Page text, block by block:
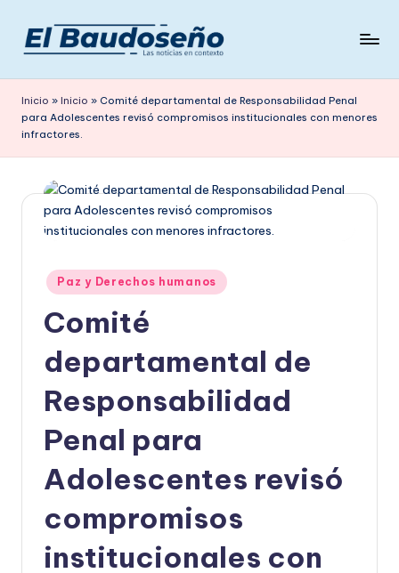
Saltar
contenido
e
ri
ó
d
en
contexto
Inicio » Inicio » Comité departamental de Responsabilidad Penal
para Adolescentes revisó compromisos institucionales con menores
infractores.
Publicado
en
Paz y Derechos humanos
Comité
departamental de
Responsabilidad
Penal para
Adolescentes revisó
compromisos
institucionales con